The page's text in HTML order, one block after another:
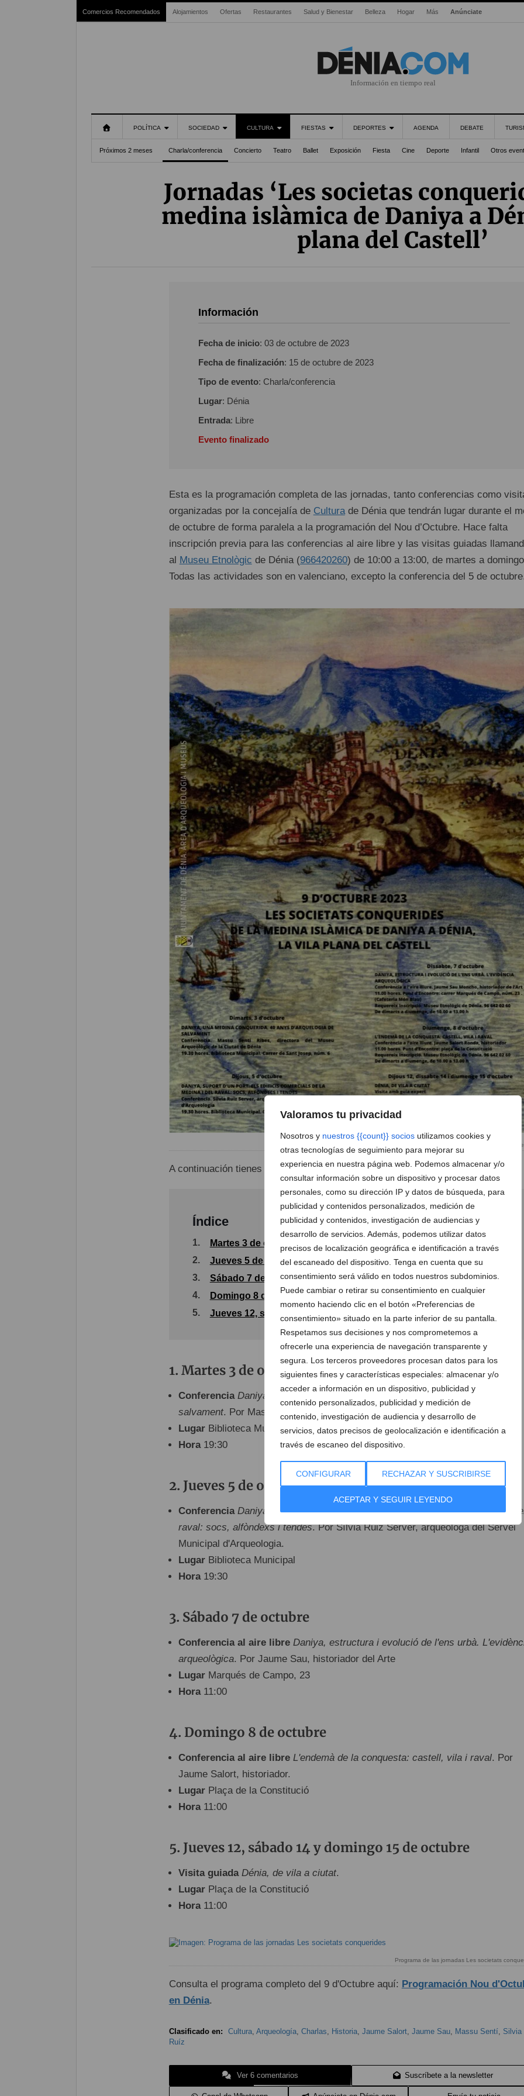
Valoramos tu privacidad
Nosotros y nuestros {{count}} socios utilizamos cookies y
otras tecnologías de seguimiento para mejorar su
experiencia en nuestra página web. Podemos almacenar y/o
consultar información sobre un dispositivo y procesar datos
personales, como su dirección IP y datos de búsqueda, para
publicidad y contenidos personalizados, medición de
publicidad y contenidos, investigación de audiencias y
desarrollo de servicios. Además, podemos utilizar datos
precisos de localización geográfica e identificación a través
del escaneado del dispositivo. Tenga en cuenta que su
consentimiento será válido en todos nuestros subdominios.
Puede cambiar o retirar su consentimiento en cualquier
momento haciendo clic en el botón «Preferencias de
consentimiento» situado en la parte inferior de su pantalla.
Respetamos sus decisiones y nos comprometemos a
ofrecerle una experiencia de navegación transparente y
segura. Los terceros proveedores procesan datos para los
siguientes fines y características especiales: almacenar y/o
acceder a información en un dispositivo, publicidad y
contenido personalizados, publicidad y medición de
contenido, investigación de audiencia y desarrollo de
servicios, datos precisos de geolocalización e identificación a
través de escaneo del dispositivo.
CONFIGURAR RECHAZAR Y SUSCRIBIRSE
ACEPTAR Y SEGUIR LEYENDO
Comercios Recomendados Alojamientos Ofertas Restaurantes Salud y Bienestar Belleza Hogar Más Anúnciate
Información en tiempo real
POLÍTICA SOCIEDAD CULTURA FIESTAS DEPORTES AGENDA DEBATE
Próximos 2 meses Charla/conferencia Concierto Teatro Ballet Exposición Fiesta Cine Deporte Infantil Otros
Jornadas ‘Les societas
medina islàmica de Daniya a
plana del Castell’
Información
Fecha de inicio: 03 de octubre de 2023
Fecha de finalización: 15 de octubre de 2023
Tipo de evento: Charla/conferencia
Lugar: Dénia
Entrada: Libre
Evento finalizado
Esta es la programación completa de las jornadas, tanto conferencias como
organizadas por la concejalía de Culturade Dénia que tendrán lugar durante el
de octubre de forma paralela a la programación del Nou d’Octubre. Hace falta
inscripción previa para las conferencias al aire libre y las visitas guiadas
al Museu Etnològic de Dénia (966420260) de 10:00 a 13:00, de martes a
Todas las actividades son en valenciano, excepto la conferencia del 5 de
Cartel de Les societats
A continuación tienes un índice con todos los puntos que vamos a tratar.
Índice
1.
Martes 3 de octubre
2.
Jueves 5 de octubre
3.
Sábado 7 de octubre
4.
Domingo 8 de octubre
5.
Jueves 12, sábado 14 y domingo 15 de octubre
Martes 3 de octubre
Conferencia Daniya, una medina conquerida. 40 anys d'arqueologia de
salvament. Por Massu Sentí, directora del Museu Arqueològic de Dénia.
LugarBiblioteca Municipal
Hora19:30
Jueves 5 de octubre
Conferencia Daniya, suport d'un port. Els edificis comercials de la medina i
raval: socs, alfòndexs i tendes. Por Sílvia Ruiz Server, arqueóloga del Servei
Municipal d'Arqueologia.
LugarBiblioteca Municipal
Hora19:30
Sábado 7 de octubre
Conferencia al aire libre Daniya, estructura i evolució de l'ens urbà.
arqueològica. Por Jaume Sau, historiador del Arte
LugarMarqués de Campo, 23
Hora11:00
Domingo 8 de octubre
Conferencia al aire libre L'endemà de la conquesta: castell, vila i raval. Por
Jaume Salort, historiador.
LugarPlaça de la Constitució
Hora11:00
Jueves 12, sábado 14 y domingo 15 de octubre
Visita guiada Dénia, de vila a ciutat.
LugarPlaça de la Constitució
Hora11:00
Programa de las jornadas Les societats
Consulta el programa completo del 9 d'Octubre aquí: Programación Nou
en Dénia.
Ver 6 comentarios Suscríbete a la newsletter
Clasificado en: Cultura, Arqueología, Charlas, Historia, Jaume Salort, Jaume Sau, Massu Sentí, Silvia
Ruíz